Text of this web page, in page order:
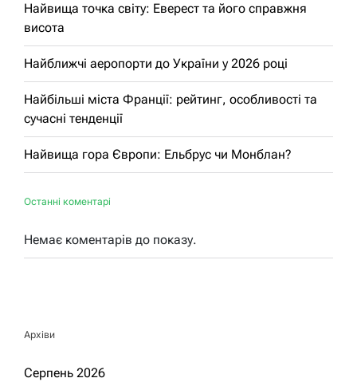
Найвища точка світу: Еверест та його справжня
висота
Найближчі аеропорти до України у 2026 році
Найбільші міста Франції: рейтинг, особливості та
сучасні тенденції
Найвища гора Європи: Ельбрус чи Монблан?
Останні коментарі
Немає коментарів до показу.
Архіви
Серпень 2026